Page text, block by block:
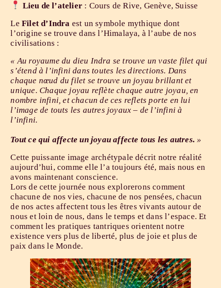
Lieu de l’atelier: Cours de Rive, Genève, Suisse
LeFilet d’Indra est un symbole mythique dont
l’origine se trouve dans l’Himalaya, à l’aube de nos
civilisations :
« Au royaume du dieu Indra se trouve un vaste filet qui
s’étend à l’infini dans toutes les directions. Dans
chaque nœud du filet se trouve un joyau brillant et
unique. Chaque joyau reflète chaque autre joyau, en
nombre infini, et chacun de ces reflets porte en lui
l’image de touts les autres joyaux – de l’infini à
l’infini.
Tout ce qui affecte un joyau affecte tous les autres. »
Cette puissante image archétypale décrit notre réalité
aujourd’hui, comme elle l’a toujours été, mais nous en
avons maintenant conscience.
Lors de cette journée nous explorerons comment
chacune de nos vies, chacune de nos pensées, chacun
de nos actes affectent tous les êtres vivants autour de
nous et loin de nous, dans le temps et dans l’espace. Et
comment les pratiques tantriques orientent notre
existence vers plus de liberté, plus de joie et plus de
paix dans le Monde.